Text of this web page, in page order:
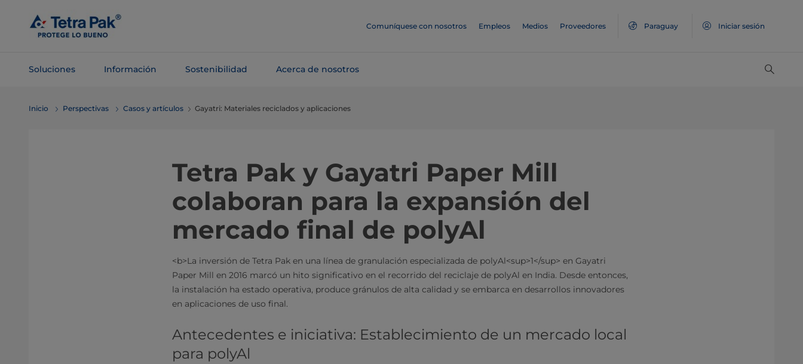
contenido
principal
Comuníquese con nosotros Empleos Medios Proveedores Paraguay Iniciar sesión
Soluciones Información Sostenibilidad Acerca de nosotros
navegación
Inicio Perspectivas Casos y artículos Gayatri: Materiales reciclados y aplicaciones
Tetra Pak y Gayatri Paper Mill
colaboran para la expansión del
mercado final de polyAl
<b>La inversión de Tetra Pak en una línea de granulación especializada de polyAl<sup>1</sup> en Gayatri
Paper Mill en 2016 marcó un hito significativo en el recorrido del reciclaje de polyAl en India. Desde entonces,
la instalación ha estado operativa, produce gránulos de alta calidad y se embarca en desarrollos innovadores
en aplicaciones de uso final.
Antecedentes e iniciativa: Establecimiento de un mercado local
para polyAl